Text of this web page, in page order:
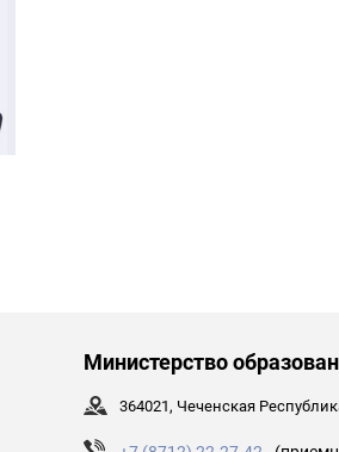
Министерство
364021, Чеченская